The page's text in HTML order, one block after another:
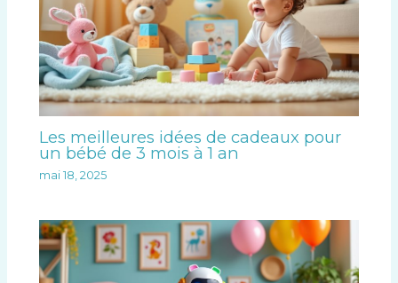
Les meilleures idées de cadeaux pour
un bébé de 3 mois à 1 an
mai 18, 2025